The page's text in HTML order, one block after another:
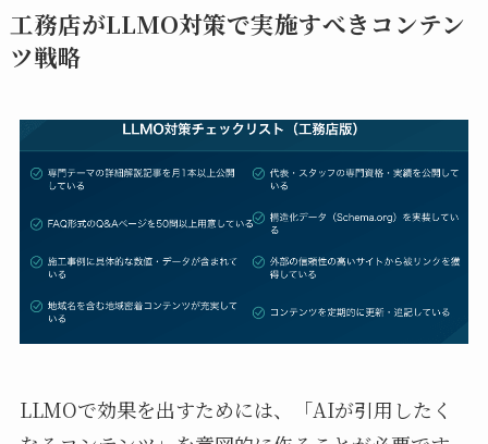
工務店がLLMO対策で実施すべきコンテン
ツ戦略
LLMOで効果を出すためには、「AIが引用したく